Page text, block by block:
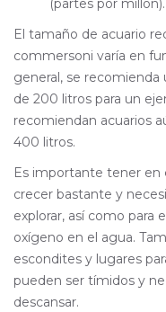
(partes por millón).
El tamaño de acuario
commersoni varía en
general, se recomienda
de 200 litros para un
recomiendan acuarios
400 litros.
Es importante tener en
crecer bastante y
explorar, así como
oxígeno en el agua.
escondites y lugares
pueden ser tímidos y
descansar.